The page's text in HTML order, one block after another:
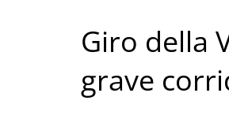
Giro della
grave